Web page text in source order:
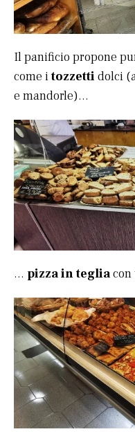
Il panificio propone
come itozzetti dolci
e mandorle)…
… pizza in tegliacon